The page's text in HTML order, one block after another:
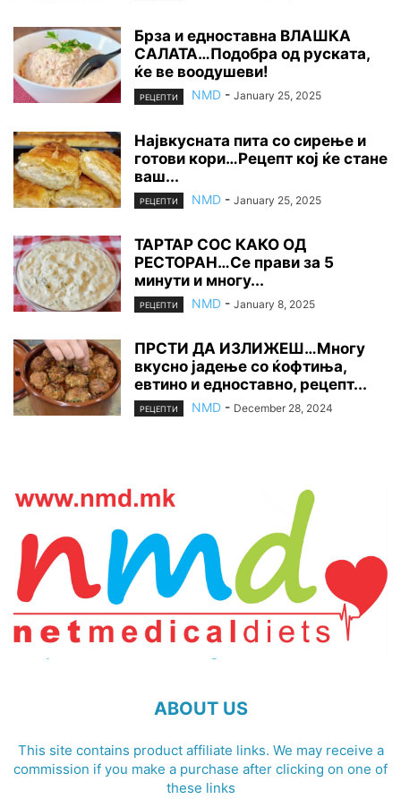
Брза и едноставна ВЛАШКА
САЛАТА…Подобра од руската,
ќе ве воодушеви!
РЕЦЕПТИ NMD - January 25, 2025
Највкусната пита со сирење и
готови кори…Рецепт кој ќе стане
ваш...
РЕЦЕПТИ NMD - January 25, 2025
ТАРТАР СОС КАКО ОД
РЕСТОРАН…Се прави за 5
минути и многу...
РЕЦЕПТИ NMD - January 8, 2025
ПРСТИ ДА ИЗЛИЖЕШ…Многу
вкусно јадење со ќофтиња,
евтино и едноставно, рецепт...
РЕЦЕПТИ NMD - December 28, 2024
ABOUT US
This site contains product affiliate links. We may receive a
commission if you make a purchase after clicking on one of
these links